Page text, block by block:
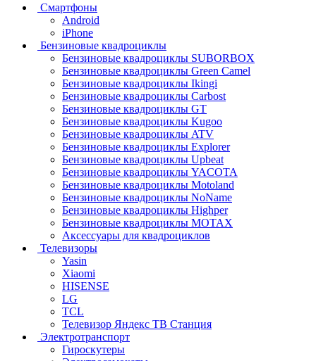
Смартфоны
Android
iPhone
Бензиновые квадроциклы
Бензиновые квадроциклы SUBORBOX
Бензиновые квадроциклы Green Camel
Бензиновые квадроциклы Ikingi
Бензиновые квадроциклы Carbost
Бензиновые квадроциклы GT
Бензиновые квадроциклы Kugoo
Бензиновые квадроциклы ATV
Бензиновые квадроциклы Explorer
Бензиновые квадроциклы Upbeat
Бензиновые квадроциклы YACOTA
Бензиновые квадроциклы Motoland
Бензиновые квадроциклы NoName
Бензиновые квадроциклы Highper
Бензиновые квадроциклы MOTAX
Аксессуары для квадроциклов
Телевизоры
Yasin
Xiaomi
HISENSE
LG
TCL
Телевизор Яндекс ТВ Станция
Электротранспорт
Гироскутеры